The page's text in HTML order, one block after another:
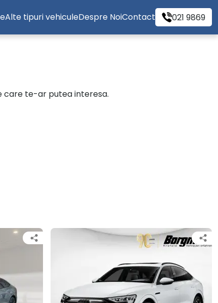
Alte tipuri vehiculeDespre NoiContact 021 9869
care te-ar putea interesa.